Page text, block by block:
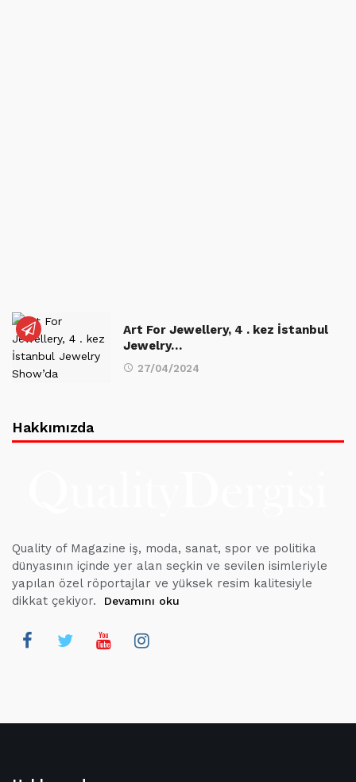
Art For Jewellery, 4 . kez İstanbul
Jewelry…
27/04/2024
Hakkımızda
Quality of Magazine iş, moda, sanat, spor ve politika
dünyasının içinde yer alan seçkin ve sevilen isimleriyle
yapılan özel röportajlar ve yüksek resim kalitesiyle
dikkat çekiyor.
Devamını oku